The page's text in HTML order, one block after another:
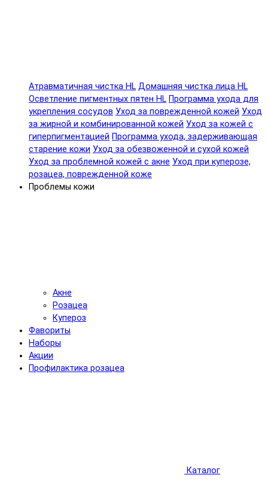
Атравматичная чистка HL Домашняя чистка лица HL
Осветление пигментных пятен HL Программа ухода для
укрепления сосудов Уход за поврежденной кожей Уход
за жирной и комбинированной кожей Уход за кожей с
гиперпигментацией Программа ухода, задерживающая
старение кожи Уход за обезвоженной и сухой кожей
Уход за проблемной кожей с акне Уход при куперозе,
розацеа, поврежденной коже
Проблемы кожи
Акне
Розацеа
Купероз
Фавориты
Наборы
Акции
Профилактика розацеа
Каталог